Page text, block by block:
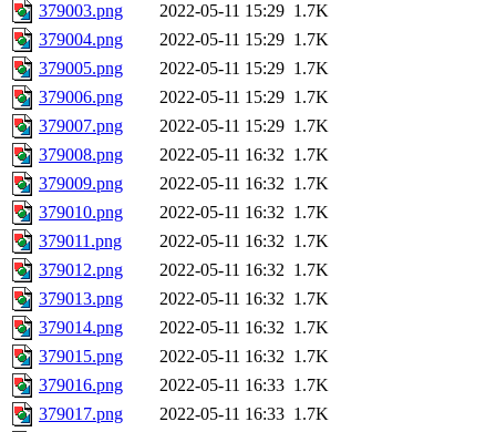
379003.png
2022-05-11 15:29 1.7K
379004.png
2022-05-11 15:29 1.7K
379005.png
2022-05-11 15:29 1.7K
379006.png
2022-05-11 15:29 1.7K
379007.png
2022-05-11 15:29 1.7K
379008.png
2022-05-11 16:32 1.7K
379009.png
2022-05-11 16:32 1.7K
379010.png
2022-05-11 16:32 1.7K
379011.png
2022-05-11 16:32 1.7K
379012.png
2022-05-11 16:32 1.7K
379013.png
2022-05-11 16:32 1.7K
379014.png
2022-05-11 16:32 1.7K
379015.png
2022-05-11 16:32 1.7K
379016.png
2022-05-11 16:33 1.7K
379017.png
2022-05-11 16:33 1.7K